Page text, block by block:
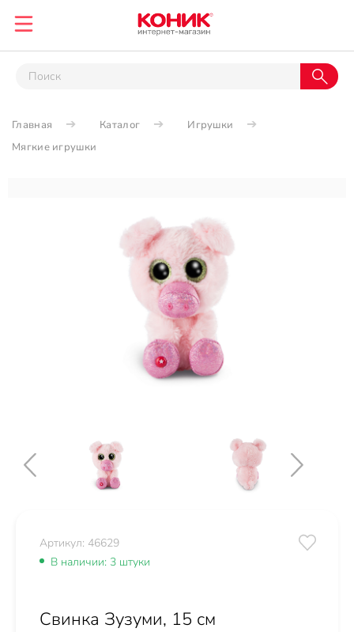
Главная Каталог
Игрушки
Мягкие игрушки
Артикул: 46629
В наличии: 3 штуки
Свинка Зузуми, 15 см